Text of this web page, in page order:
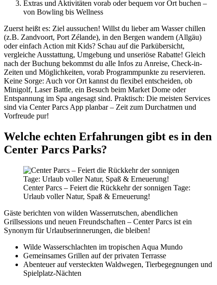
Extras und Aktivitäten vorab oder bequem vor Ort buchen –
von Bowling bis Wellness
Zuerst heißt es: Ziel aussuchen! Willst du lieber am Wasser chillen
(z.B. Zandvoort, Port Zélande), in den Bergen wandern (Allgäu)
oder einfach Action mit Kids? Schau auf die Parkübersicht,
vergleiche Ausstattung, Umgebung und unseriöse Rabatte! Gleich
nach der Buchung bekommst du alle Infos zu Anreise, Check-in-
Zeiten und Möglichkeiten, vorab Programmpunkte zu reservieren.
Keine Sorge: Auch vor Ort kannst du flexibel entscheiden, ob
Minigolf, Laser Battle, ein Besuch beim Market Dome oder
Entspannung im Spa angesagt sind. Praktisch: Die meisten Services
sind via Center Parcs App planbar – Zeit zum Durchatmen und
Vorfreude pur!
Welche echten Erfahrungen gibt es in den
Center Parcs Parks?
Center Parcs – Feiert die Rückkehr der sonnigen Tage:
Urlaub voller Natur, Spaß & Erneuerung!
Gäste berichten von wilden Wasserrutschen, abendlichen
Grillsessions und neuen Freundschaften – Center Parcs ist ein
Synonym für Urlaubserinnerungen, die bleiben!
Wilde Wasserschlachten im tropischen Aqua Mundo
Gemeinsames Grillen auf der privaten Terrasse
Abenteuer auf versteckten Waldwegen, Tierbegegnungen und
Spielplatz-Nächten